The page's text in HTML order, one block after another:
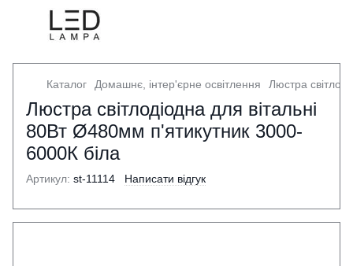
Каталог Домашнє, інтер'єрне освітлення Люстра
Люстра світлодіодна для вітальні
80Вт Ø480мм п'ятикутник 3000-
6000К біла
Артикул: st-11114 Написати відгук